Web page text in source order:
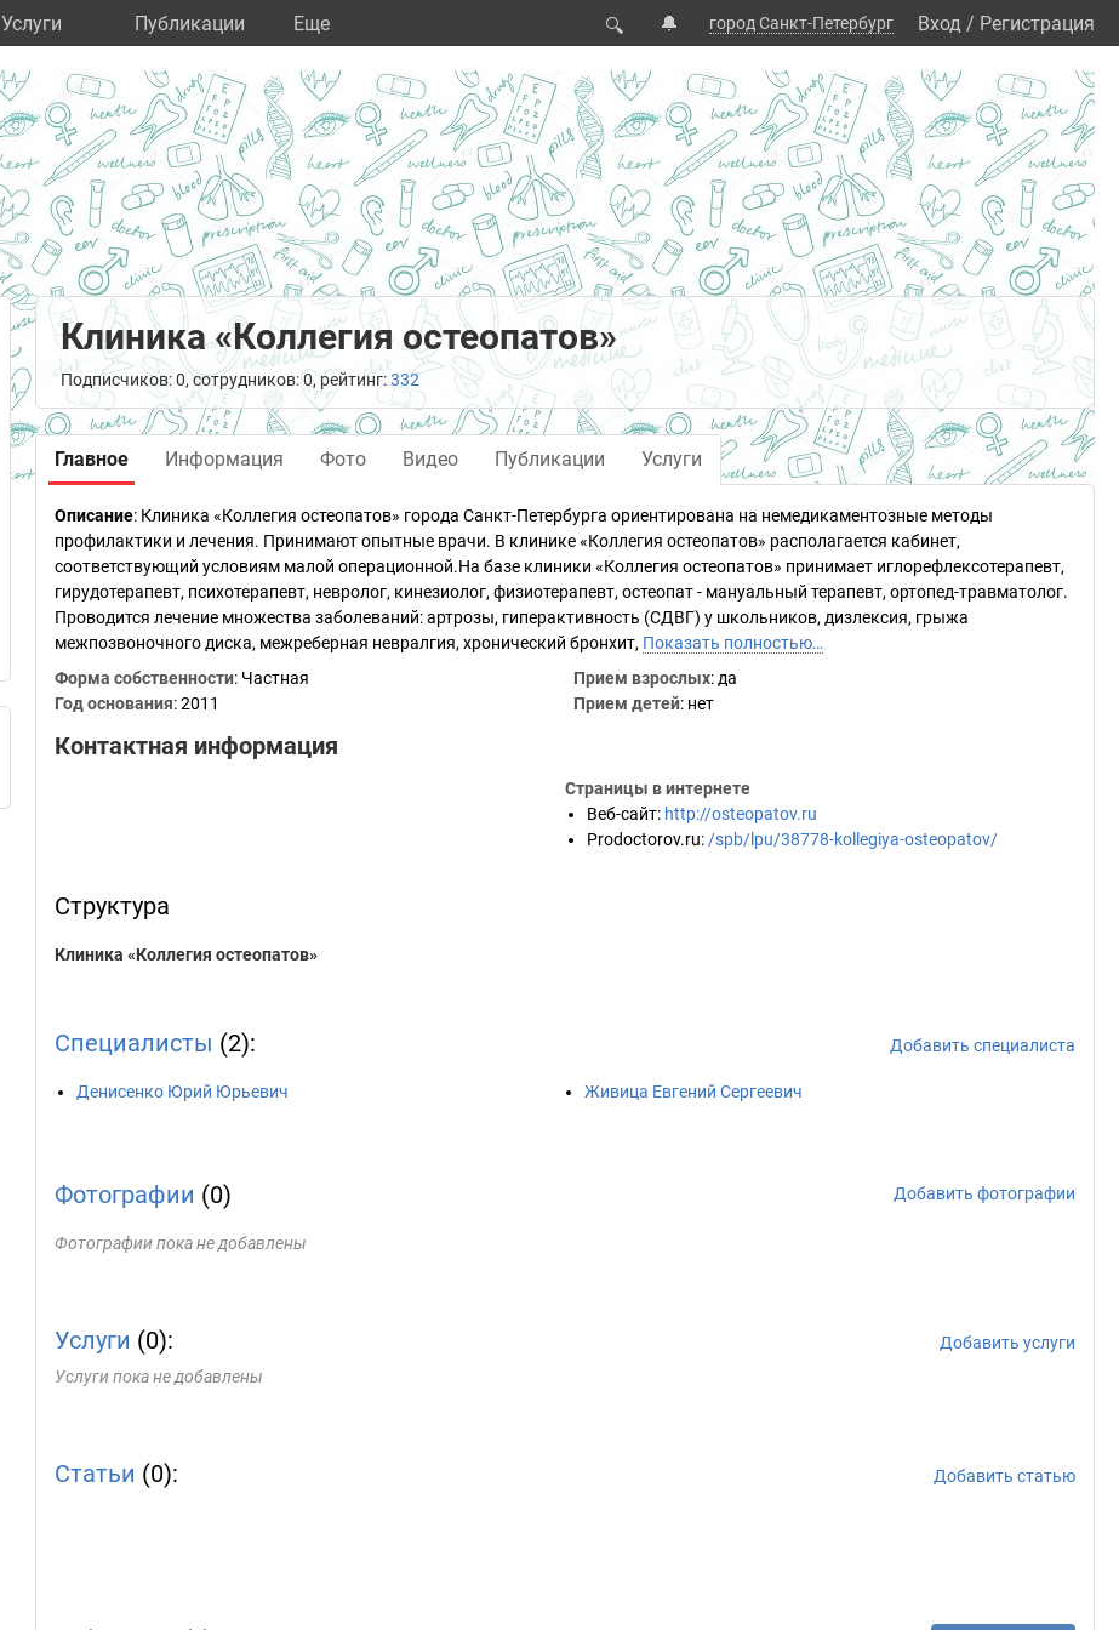
Услуги Публикации Eще 🔍 🔔 город Санкт-Петербург Вход / Регистрация
Клиника «Коллегия остеопатов»
Подписчиков: 0, сотрудников: 0, рейтинг:332
Главное Информация Фото Видео Публикации Услуги
Описание: Клиника «Коллегия остеопатов» города Санкт-Петербурга ориентирована на немедикаментозные методы
профилактики и лечения. Принимают опытные врачи. В клинике «Коллегия остеопатов» располагается кабинет,
соответствующий условиям малой операционной.На базе клиники «Коллегия остеопатов» принимает иглорефлексотерапевт,
гирудотерапевт, психотерапевт, невролог, кинезиолог, физиотерапевт, остеопат - мануальный терапевт, ортопед-травматолог.
Проводится лечение множества заболеваний: артрозы, гиперактивность (СДВГ) у школьников, дизлексия, грыжа
межпозвоночного диска, межреберная невралгия, хронический бронхит, Показать полностью…
Форма собственности: Частная
Год основания:2011
Прием взрослых: да
Прием детей: нет
Контактная информация
Страницы в интернете
Веб-сайт: http://osteopatov.ru
Prodoctorov.ru: /spb/lpu/38778-kollegiya-osteopatov/
Структура
Клиника «Коллегия остеопатов»
Специалисты (2): Добавить специалиста
Денисенко Юрий Юрьевич Живица Евгений Сергеевич
Фотографии (0) Добавить фотографии
Фотографии пока не добавлены
Услуги (0):
Добавить услуги
Услуги пока не добавлены
Статьи (0): Добавить статью